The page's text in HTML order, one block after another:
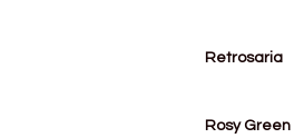
Retrosaria
Rosy Green